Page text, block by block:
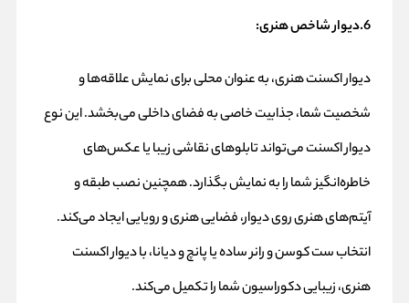
6.دیوار شاخص هنری:
دیوار اکسنت هنری، به عنوان محلی برای نمایش علاقه‌ها و
شخصیت شما، جذابیت خاصی به فضای داخلی می‌بخشد. این نوع
دیوار اکسنت می‌تواند تابلوهای نقاشی زیبا یا عکس‌های
خاطره‌انگیز شما را به نمایش بگذارد. همچنین نصب طبقه و
آیتم‌های هنری روی دیوار، فضایی هنری و رویایی ایجاد می‌کند.
انتخاب ست کوسن و رانر ساده یا پانچ و دیانا، با دیوار اکسنت
هنری، زیبایی دکوراسیون شما را تکمیل می‌کند.